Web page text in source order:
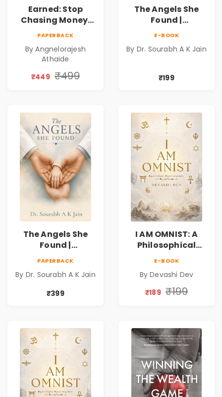
Earned: Stop
Chasing Money,
Business &
Personal Growth
Book
PAPERBACK
By Angnelorajesh
Athaide
₹449 ₹499
The Angels She
Found |
Novel of Hope,
Friendship &
E-BOOK
By Dr. Sourabh A K Jain
₹199
The Angels She
Found |
Novel of Hope,
Compassion,
Friendship &
PAPERBACK
By Dr. Sourabh A K Jain
₹399
I AM OMNIST: A
Philosophical
Consciousness,
Spirituality,
E-BOOK
By Devashi Dev
₹189 ₹199